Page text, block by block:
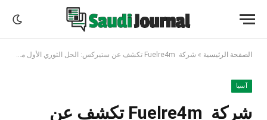
الصفحة الرئيسية » شركة Fuelre4m تكشف عن ستيركس: الحل الثوري الأول من نوعه في العالم لازمة البوليسترين، الذي يمهد الطريق لريادة الإمارات في الابتكار البيئي العالمي
آسيا
شركة Fuelre4m تكشف عن